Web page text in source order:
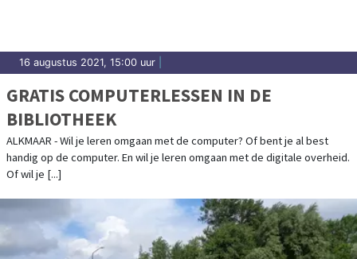
16 augustus 2021, 15:00 uur
GRATIS COMPUTERLESSEN IN DE
BIBLIOTHEEK
ALKMAAR - Wil je leren omgaan met de computer? Of bent je al best
handig op de computer. En wil je leren omgaan met de digitale overheid.
Of wil je [...]